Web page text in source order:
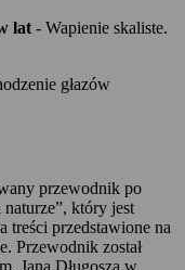
lat- Wapienie skaliste.
głazów
przewodnik po
który jest
treści przedstawione na
Przewodnik został
Jana Długosza w